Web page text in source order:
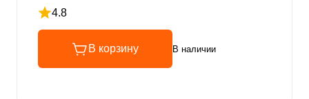
4.8
Рейтинг 4.8 из 5
В корзину В наличии